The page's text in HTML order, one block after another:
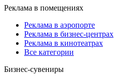
Реклама в помещениях
Реклама в аэропорте
Реклама в бизнес-центрах
Реклама в кинотеатрах
Все категории
Бизнес-сувениры